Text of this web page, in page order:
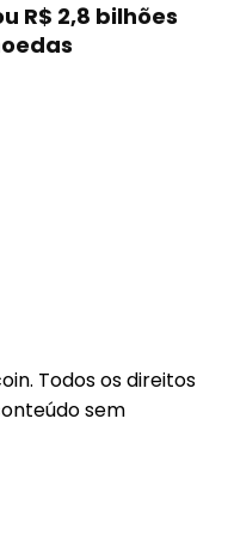
R$ 2,8 bilhões
Todos os direitos
sem